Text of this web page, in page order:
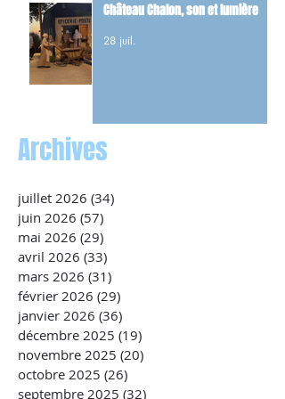
Château Chalon, son et lumière
28 juil.
Archives
juillet 2026 (34)
juin 2026 (57)
mai 2026 (29)
avril 2026 (33)
mars 2026 (31)
février 2026 (29)
janvier 2026 (36)
décembre 2025 (19)
novembre 2025 (20)
octobre 2025 (26)
septembre 2025 (32)